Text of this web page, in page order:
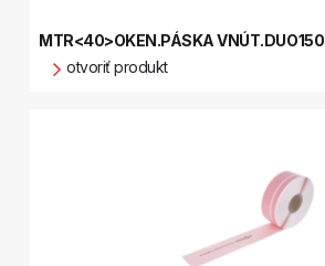
MTR<40>OKEN.PÁSKA VNÚT.DUO150
otvoriť produkt